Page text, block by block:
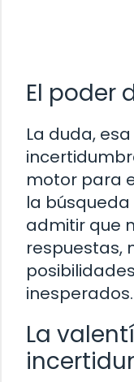
El poder
La duda,
motor para
la búsqueda
admitir que
respuestas,
inesperados.
La